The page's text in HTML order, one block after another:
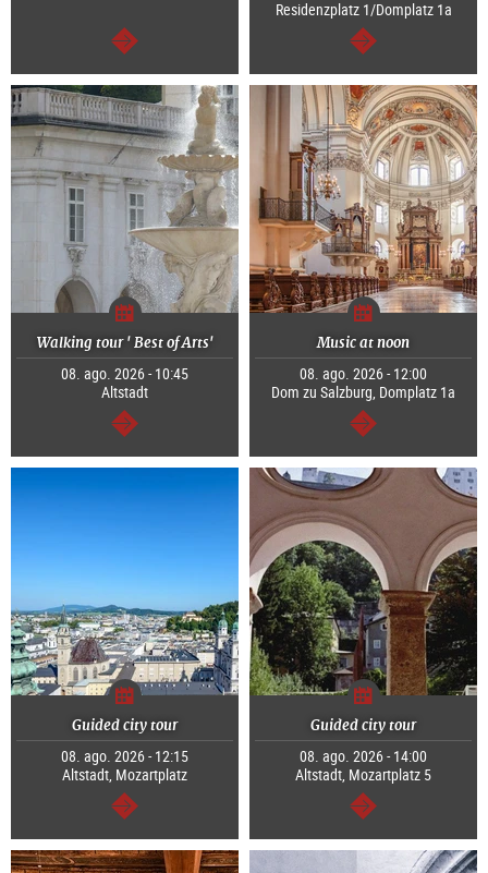
continuar
Residenzplatz 1/Domplatz 1a
continuar
Walking tour ' Best of Arts'
08. ago. 2026 - 10:45
Altstadt
continuar
Music at noon
08. ago. 2026 - 12:00
Dom zu Salzburg, Domplatz 1a
continuar
Guided city tour
08. ago. 2026 - 12:15
Altstadt, Mozartplatz
continuar
Guided city tour
08. ago. 2026 - 14:00
Altstadt, Mozartplatz 5
continuar